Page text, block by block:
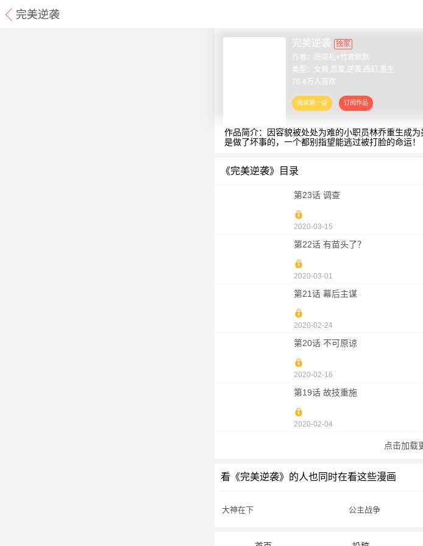
完美逆袭
完美逆袭
独家
作者：
南柒礼×竹君默默
类型：女频,恋爱,逆袭,西幻,重生
76.4万人喜欢
作品简介：因容貌被处处为难的小职员林乔重生成
是做了坏事的，一个都别指望能逃过被打脸的命运！
《完美逆袭》目录
第23话 调查
2020-03-15
第22话 有苗头了？
2020-03-01
第21话 幕后主谋
2020-02-24
第20话 不可原谅
2020-02-16
第19话 故技重施
2020-02-04
点击加载
看《完美逆袭》的人也同时在看这些漫画
大神在下 公主战争